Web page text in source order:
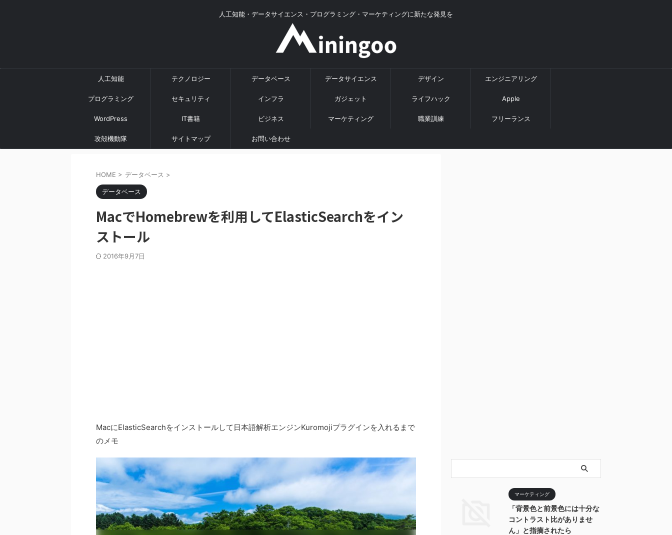
人工知能・データサイエンス・プログラミング・マーケティングに新たな発見を
人工知能 テクノロジー データベース データサイエンス デザイン エンジニアリング
プログラミング セキュリティ インフラ ガジェット ライフハック Apple
WordPress IT書籍 ビジネス マーケティング 職業訓練 フリーランス
攻殻機動隊 サイトマップ お問い合わせ
HOME > データベース >
データベース
MacでHomebrewを利用してElasticSearchをイン
ストール
2016年9月7日
MacにElasticSearchをインストールして日本語解析エンジンKuromojiプラグインを入れるまで
のメモ
マーケティング
「背景色と前景色には十分な
コントラスト比がありませ
ん」と指摘されたら